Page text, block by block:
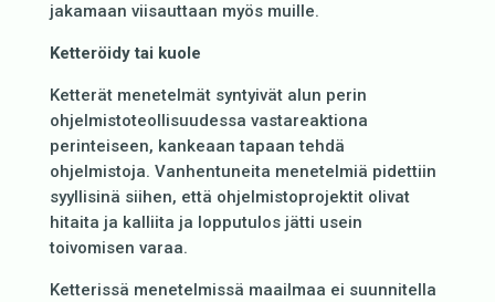
jakamaan viisauttaan myös muille.
Ketteröidy tai kuole
Ketterät menetelmät syntyivät alun perin
ohjelmistoteollisuudessa vastareaktiona
perinteiseen, kankeaan tapaan tehdä
ohjelmistoja. Vanhentuneita menetelmiä pidettiin
syyllisinä siihen, että ohjelmistoprojektit olivat
hitaita ja kalliita ja lopputulos jätti usein
toivomisen varaa.
Ketterissä menetelmissä maailmaa ei suunnitella